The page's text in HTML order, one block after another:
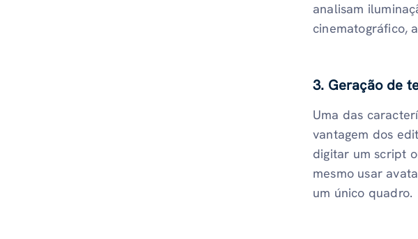
analisam
cinematográfico,
3. Geração de
Uma das
vantagem dos
digitar um script
mesmo usar
um único quadro.